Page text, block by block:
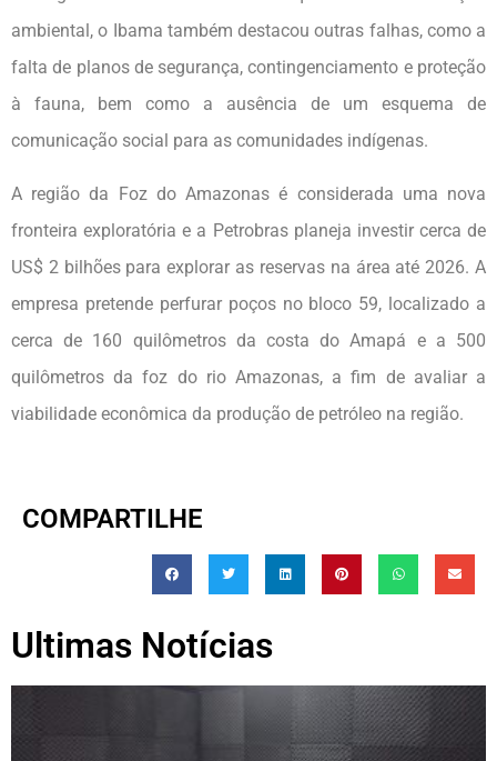
ambiental, o Ibama também destacou outras falhas, como a
falta de planos de segurança, contingenciamento e proteção
à fauna, bem como a ausência de um esquema de
comunicação social para as comunidades indígenas.
A região da Foz do Amazonas é considerada uma nova
fronteira exploratória e a Petrobras planeja investir cerca de
US$ 2 bilhões para explorar as reservas na área até 2026. A
empresa pretende perfurar poços no bloco 59, localizado a
cerca de 160 quilômetros da costa do Amapá e a 500
quilômetros da foz do rio Amazonas, a fim de avaliar a
viabilidade econômica da produção de petróleo na região.
COMPARTILHE
Ultimas Notícias